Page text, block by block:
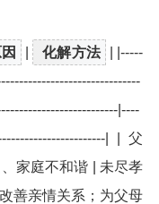
| 化解方法 | |-----
|----
| | 父
家庭不和谐 | 未尽孝
善亲情关系；为父母